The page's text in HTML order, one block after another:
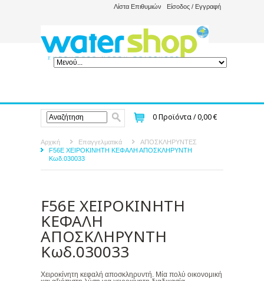
Λίστα Επιθυμιών Είσοδος / Εγγραφή
0Προϊόντα /0,00 €
Αρχική Επαγγελματικά
ΑΠΟΣΚΛΗΡΥΝΤΕΣ
F56E ΧΕΙΡΟΚΙΝΗΤΗ ΚΕΦΑΛΗ ΑΠΟΣΚΛΗΡΥΝΤΗ
Κωδ.030033
F56E ΧΕΙΡΟΚΙΝΗΤΗ
ΚΕΦΑΛΗ
ΑΠΟΣΚΛΗΡΥΝΤΗ
Κωδ.030033
Χειροκίνητη κεφαλή αποσκληρυντή. Μία πολύ οικονομική